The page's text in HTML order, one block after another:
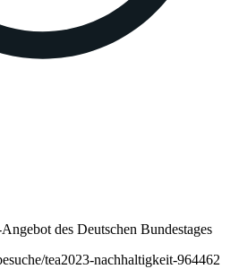
des Deutschen Bundestages
tea2023-nachhaltigkeit-964462